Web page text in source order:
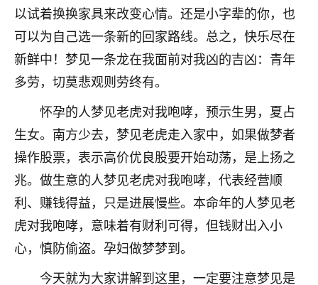
以试着换换家具来改变心情。还是小字辈的你，也
可以为自己选一条新的回家路线。总之，快乐尽在
新鲜中！梦见一条龙在我面前对我凶的吉凶：青年
多劳，切莫悲观则劳终有。
怀孕的人梦见老虎对我咆哮，预示生男，夏占
生女。南方少去，梦见老虎走入家中，如果做梦者
操作股票，表示高价优良股要开始动荡，是上扬之
兆。做生意的人梦见老虎对我咆哮，代表经营顺
利、赚钱得益，只是进展慢些。本命年的人梦见老
虎对我咆哮，意味着有财利可得，但钱财出入小
心，慎防偷盗。孕妇做梦梦到。
今天就为大家讲解到这里，一定要注意梦见是
金白水清
我也想找老师看看，有没有人给个联系方式的啊？
鹿森：慧来老师微信：gjsy0624
1天前 来自江西
青春168
我也想要，我也想要！
2天前 来自山西
Jessica李
老师做不做超度法事？我想给我奶奶做超度，她今年
刚去世了。
七零老顽童：我母亲前年离世，刚开始我经常